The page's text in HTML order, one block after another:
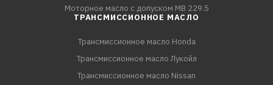
Моторное масло с допуском MB 229.5
ТРАНСМИССИОННОЕ МАСЛО
Трансмиссионное масло Honda
Трансмиссионное масло Лукойл
Трансмиссионное масло Nissan